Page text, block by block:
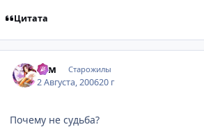
Цитата
Рэм Старожилы
2 Августа, 200620 г
Почему не судьба?